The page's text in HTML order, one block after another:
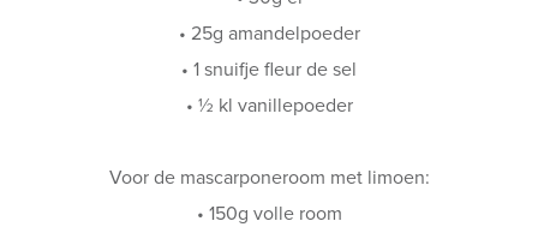
• 25g amandelpoeder
• 1 snuifje fleur de sel
• ½ kl vanillepoeder
Voor de mascarponeroom met limoen:
• 150g volle room